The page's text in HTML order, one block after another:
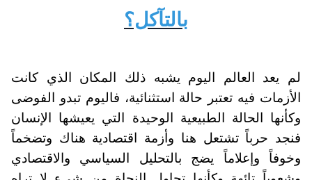
بالتآكل؟
لم يعد العالم اليوم يشبه ذلك المكان الذي كانت
الأزمات فيه تعتبر حالة استثنائية، فاليوم تبدو الفوضى
وكأنها الحالة الطبيعية الوحيدة التي يعيشها الإنسان
فنجد حرباً تشتعل هنا وأزمة اقتصادية هناك وتضخماً
وخوفاً وإعلاماً يضج بالتحليل السياسي والاقتصادي